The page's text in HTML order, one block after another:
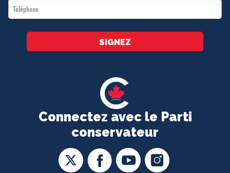
Connectez avec le Parti
conservateur
Téléphone
*
SIGNEZ